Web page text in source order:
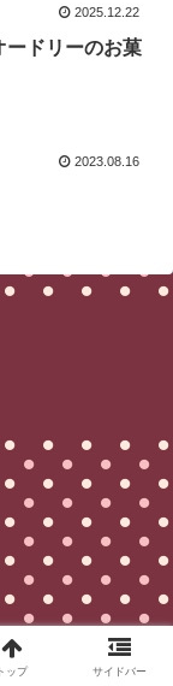
2025.12.22
ードリーのお菓
2023.08.16
トップ サイドバー